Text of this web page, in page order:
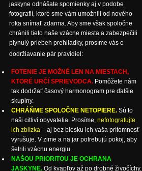
jaskyne odnášate spomienky aj v podobe
fotografií, ktoré sme vám umožnili od nového
roka snímať zdarma. Aby sme však spoločne
chránili tieto naše vzácne miesta a zabezpečili
plynulý priebeh prehliadky, prosíme vás o
dodržiavanie pár pravidiel:
FOTENIE JE MOŽNÉ LEN NA MIESTACH,
KTORÉ URČÍ SPRIEVODCA. Pomôžete nám
tak dodržať časový harmonogram pre ďalšie
skupiny.
CHRÁŇME SPOLOČNE NETOPIERE. Sú to
naši citliví obyvatelia. Prosíme, nefotografujte
ich zblízka – aj bez blesku ich vaša prítomnosť
vyrušuje. V zime a na jar potrebujú pokoj, aby
šetrili vzácnu energiu.
NAŠOU PRIORITOU JE OCHRANA
JASKYNE. Od kvapľov až po drobné živočíchy.